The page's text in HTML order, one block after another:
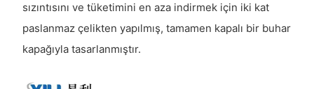
sızıntısını ve tüketimini en aza indirmek için iki kat
paslanmaz çelikten yapılmış, tamamen kapalı bir buhar
kapağıyla tasarlanmıştır.